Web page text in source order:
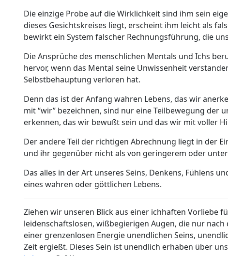
Die einzige Probe auf die Wirklichkeit sind ihm sein
dieses Gesichtskreises liegt, erscheint ihm leicht als
bewirkt ein System falscher Rechnungsführung, die
Die Ansprüche des menschlichen Mentals und Ichs
hervor, wenn das Mental seine Unwissenheit
Selbstbehauptung verloren hat.
Denn das ist der Anfang wahren Lebens, das wir
mit “wir” bezeichnen, sind nur eine Teilbewegung der
erkennen, das wir bewußt sein und das wir mit voller
Der andere Teil der richtigen Abrechnung liegt in der
und ihr gegenüber nicht als von geringerem oder
Das alles in der Art unseres Seins, Denkens, Fühlens
eines wahren oder göttlichen Lebens.
Ziehen wir unseren Blick aus einer ichhaften Vorliebe
leidenschaftslosen, wißbegierigen Augen, die nur
einer grenzenlosen Energie unendlichen Seins,
Zeit ergießt. Dieses Sein ist unendlich erhaben über